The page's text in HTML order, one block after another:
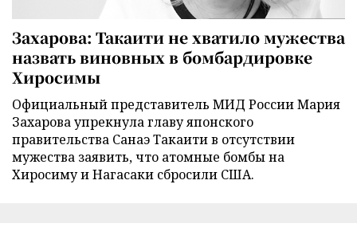
Захарова: Такаити не хватило мужества
назвать виновных в бомбардировке
Хиросимы
Официальный представитель МИД России Мария
Захарова упрекнула главу японского
правительства Санаэ Такаити в отсутствии
мужества заявить, что атомные бомбы на
Хиросиму и Нагасаки сбросили США.